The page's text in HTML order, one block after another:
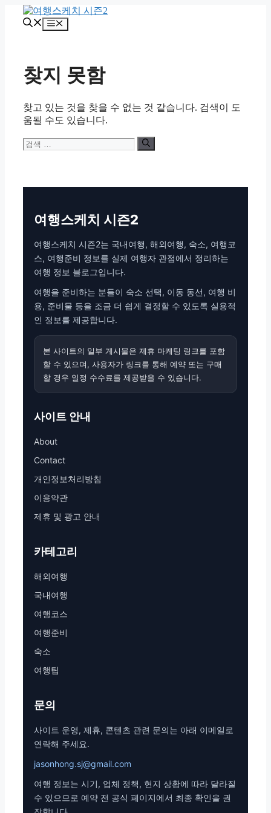
메
찾지 못함
찾고 있는 것을 찾을 수 없는 것 같습니다. 검색이 도
움될 수도 있습니다.
검
여행스케치 시즌2
여행스케치 시즌2는 국내여행, 해외여행, 숙소, 여행코
스, 여행준비 정보를 실제 여행자 관점에서 정리하는
여행 정보 블로그입니다.
여행을 준비하는 분들이 숙소 선택, 이동 동선, 여행 비
용, 준비물 등을 조금 더 쉽게 결정할 수 있도록 실용적
인 정보를 제공합니다.
본 사이트의 일부 게시물은 제휴 마케팅 링크를 포함
할 수 있으며, 사용자가 링크를 통해 예약 또는 구매
할 경우 일정 수수료를 제공받을 수 있습니다.
사이트 안내
About
Contact
개인정보처리방침
이용약관
제휴 및 광고 안내
카테고리
해외여행
국내여행
여행코스
여행준비
숙소
여행팁
문의
사이트 운영, 제휴, 콘텐츠 관련 문의는 아래 이메일로
연락해 주세요.
jasonhong.sj@gmail.com
여행 정보는 시기, 업체 정책, 현지 상황에 따라 달라질
수 있으므로 예약 전 공식 페이지에서 최종 확인을 권